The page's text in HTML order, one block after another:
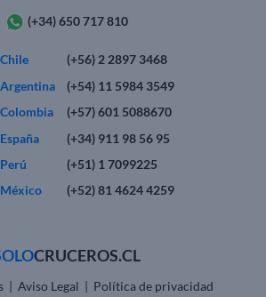
(+34) 650 717 810
Chile
(+56) 2 2897 3468
Argentina
(+54) 11 5984 3549
Colombia
(+57) 601 5088670
España
(+34) 911 98 56 95
Perú
(+51) 1 7099225
México
(+52) 81 4624 4259
CRUCEROS.CL
| Aviso Legal | Política de privacidad